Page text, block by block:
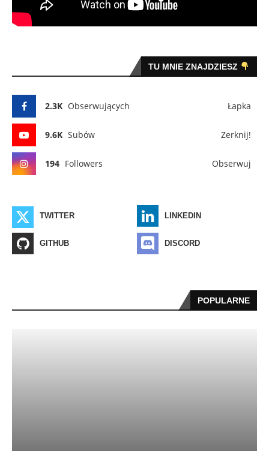
TU MNIE ZNAJDZIESZ
2.3K Obserwujących Łapka
9.6K Subów Zerknij!
194 Followers Obserwuj
TWITTER LINKEDIN
GITHUB DISCORD
POPULARNE